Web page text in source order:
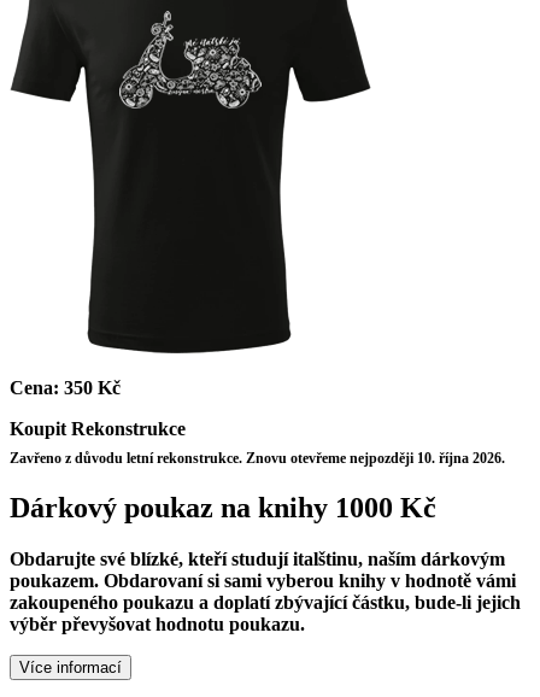
Cena: 350 Kč
Koupit Rekonstrukce
Zavřeno z důvodu letní rekonstrukce. Znovu otevřeme nejpozději 10. října 2026.
Dárkový poukaz na knihy 1000 Kč
Obdarujte své blízké, kteří studují italštinu, naším dárkovým
poukazem. Obdarovaní si sami vyberou knihy v hodnotě vámi
zakoupeného poukazu a doplatí zbývající částku, bude-li jejich
výběr převyšovat hodnotu poukazu.
Více informací